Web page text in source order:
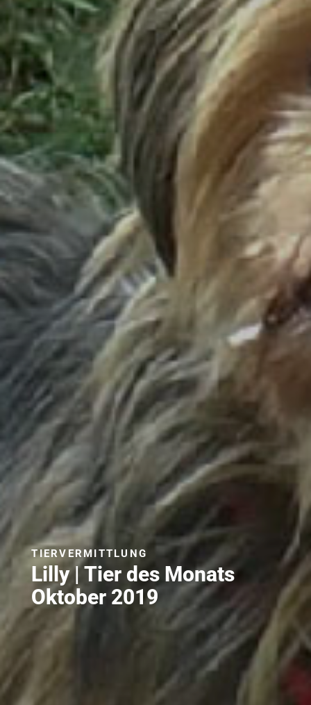
Lilly | Tier des Monats
Oktober 2019
TIERVERMITTLUNG